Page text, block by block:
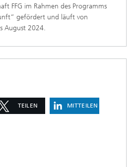
FFG im Rahmen des Programms
gefördert und läuft von
August 2024.
TEILEN MITTEILEN